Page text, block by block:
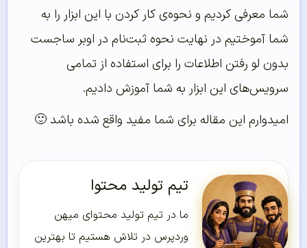
شما معرفی کردیم و نحوه‌ی کار کردن با این ابزار را به
شما آموختیم در نهایت نحوه ثبت‌نام در اوبر ساجست
بدون لو رفتن اطلاعات را برای استفاده از تمامی
سرویس‌های این ابزار به شما آموزش دادیم.
امیدوارم این مقاله برای شما مفید واقع شده باشد 🙂
تیم تولید محتوا
ما در تیم تولید محتوای میهن
وردپرس در تلاش هستیم تا بهترین